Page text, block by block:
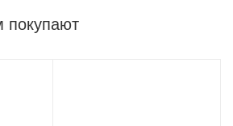
покупают